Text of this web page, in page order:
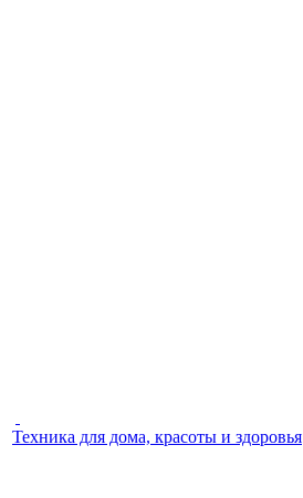
Техника для дома, красоты и здоровья